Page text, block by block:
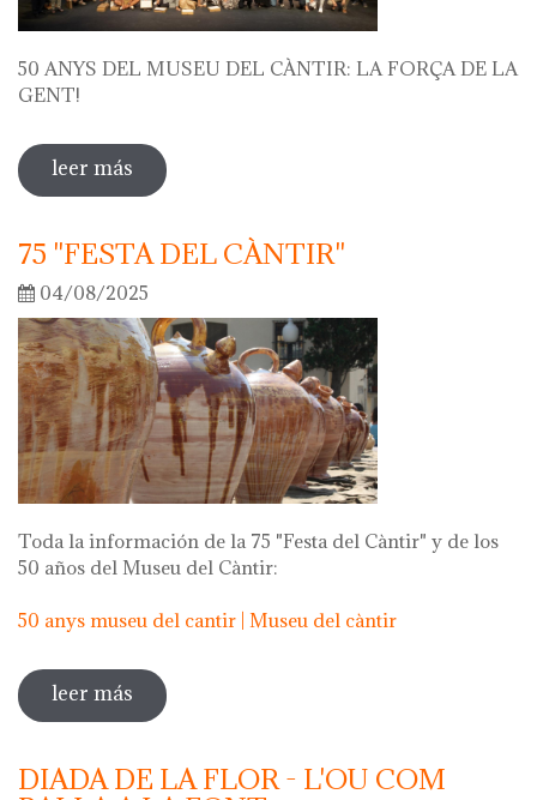
50 ANYS DEL MUSEU DEL CÀNTIR: LA FORÇA DE LA
GENT!
leer más sobre 50 anys del museu del càntir: la
força de la gent!
75 "FESTA DEL CÀNTIR"
04/08/2025
Toda la información de la 75 "Festa del Càntir" y de los
50 años del Museu del Càntir:
50 anys museu del cantir | Museu del càntir
leer más sobre 75 "festa del càntir"
DIADA DE LA FLOR - L'OU COM